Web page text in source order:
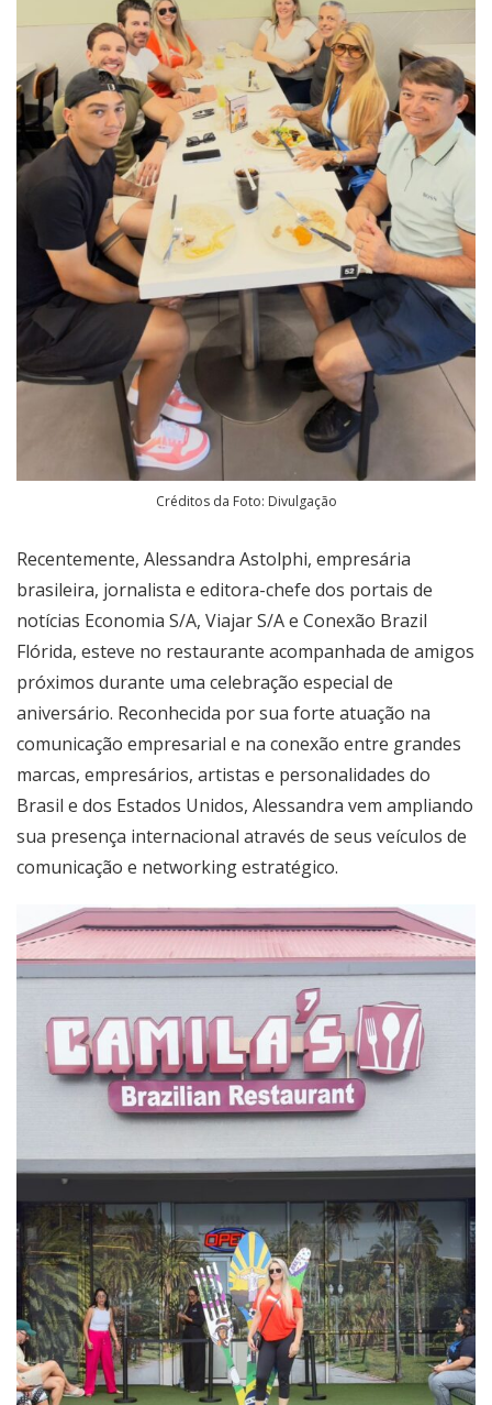
Créditos da Foto: Divulgação
Recentemente, Alessandra Astolphi, empresária
brasileira, jornalista e editora-chefe dos portais de
notícias Economia S/A, Viajar S/A e Conexão Brazil
Flórida, esteve no restaurante acompanhada de amigos
próximos durante uma celebração especial de
aniversário. Reconhecida por sua forte atuação na
comunicação empresarial e na conexão entre grandes
marcas, empresários, artistas e personalidades do
Brasil e dos Estados Unidos, Alessandra vem ampliando
sua presença internacional através de seus veículos de
comunicação e networking estratégico.